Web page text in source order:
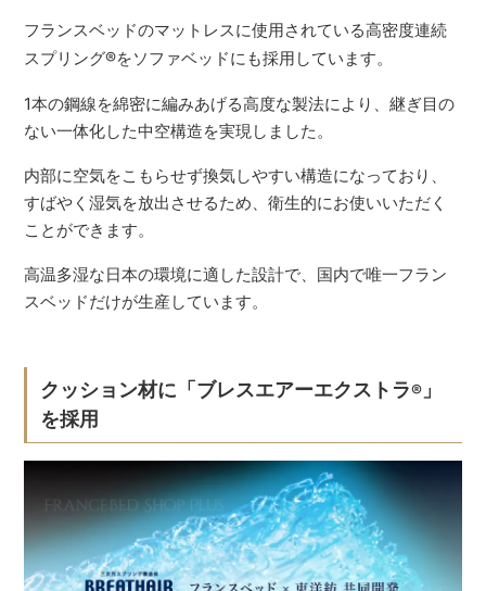
フランスベッドのマットレスに使用されている高密度連続
スプリング®をソファベッドにも採用しています。
1本の鋼線を綿密に編みあげる高度な製法により、継ぎ目の
ない一体化した中空構造を実現しました。
内部に空気をこもらせず換気しやすい構造になっており、
すばやく湿気を放出させるため、衛生的にお使いいただく
ことができます。
高温多湿な日本の環境に適した設計で、国内で唯一フラン
スベッドだけが生産しています。
クッション材に「ブレスエアーエクストラ®」
を採用